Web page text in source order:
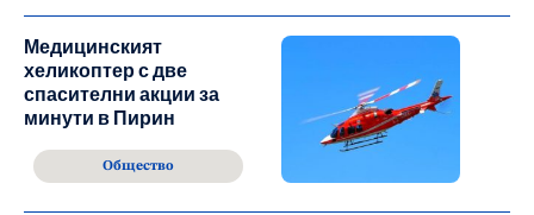
Медицинският
хеликоптер с две
спасителни акции за
минути в Пирин
Общество